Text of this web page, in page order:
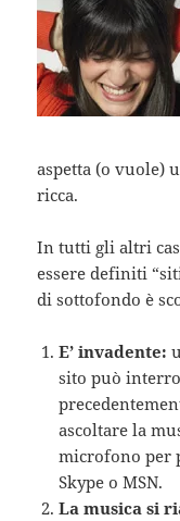
aspetta (o vuole)
ricca.
In tutti gli altri
essere definiti
di sottofondo è
E’ invadente:
sito può
ascoltare la
microfono per
Skype o MSN.
La musica si